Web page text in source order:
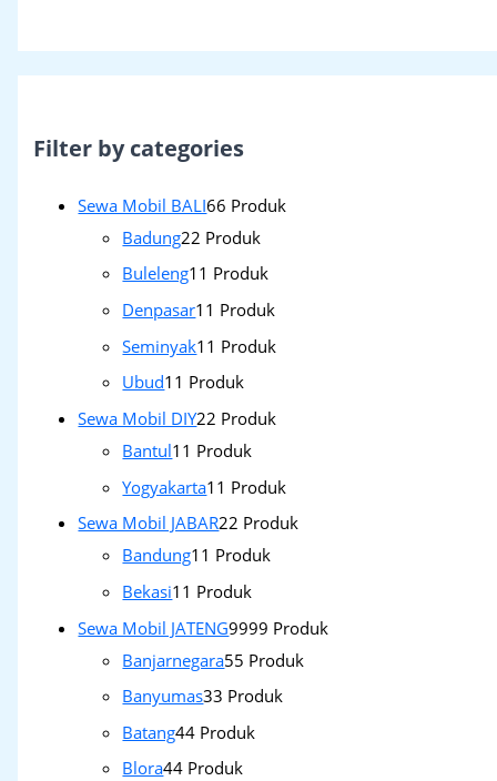
Filter by categories
Sewa Mobil BALI66 Produk
Badung22 Produk
Buleleng1 1 Produk
Denpasar1 1 Produk
Seminyak1 1 Produk
Ubud1 1 Produk
Sewa Mobil DIY22 Produk
Bantul1 1 Produk
Yogyakarta1 1 Produk
Sewa Mobil JABAR22 Produk
Bandung1 1 Produk
Bekasi1 1 Produk
Sewa Mobil JATENG9999 Produk
Banjarnegara55 Produk
Banyumas33 Produk
Batang44 Produk
Blora44 Produk